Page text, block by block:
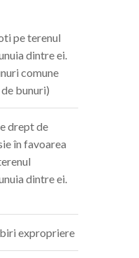
pe terenul
dintre ei.
comune
bunuri)
drept de
în favoarea
dintre ei.
expropriere